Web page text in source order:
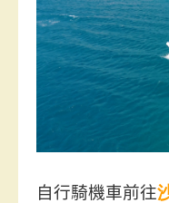
自行騎機車前往